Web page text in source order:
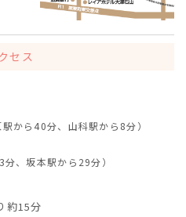
セス
から40分、山科駅から8分）
、坂本駅から29分）
約15分